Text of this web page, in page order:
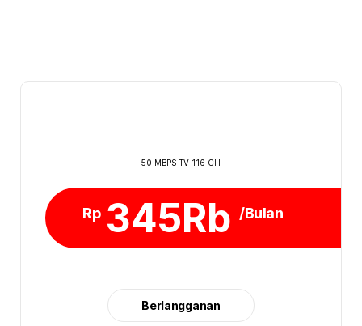
50 MBPS TV 116 CH
Rp 345Rb /Bulan
Berlangganan